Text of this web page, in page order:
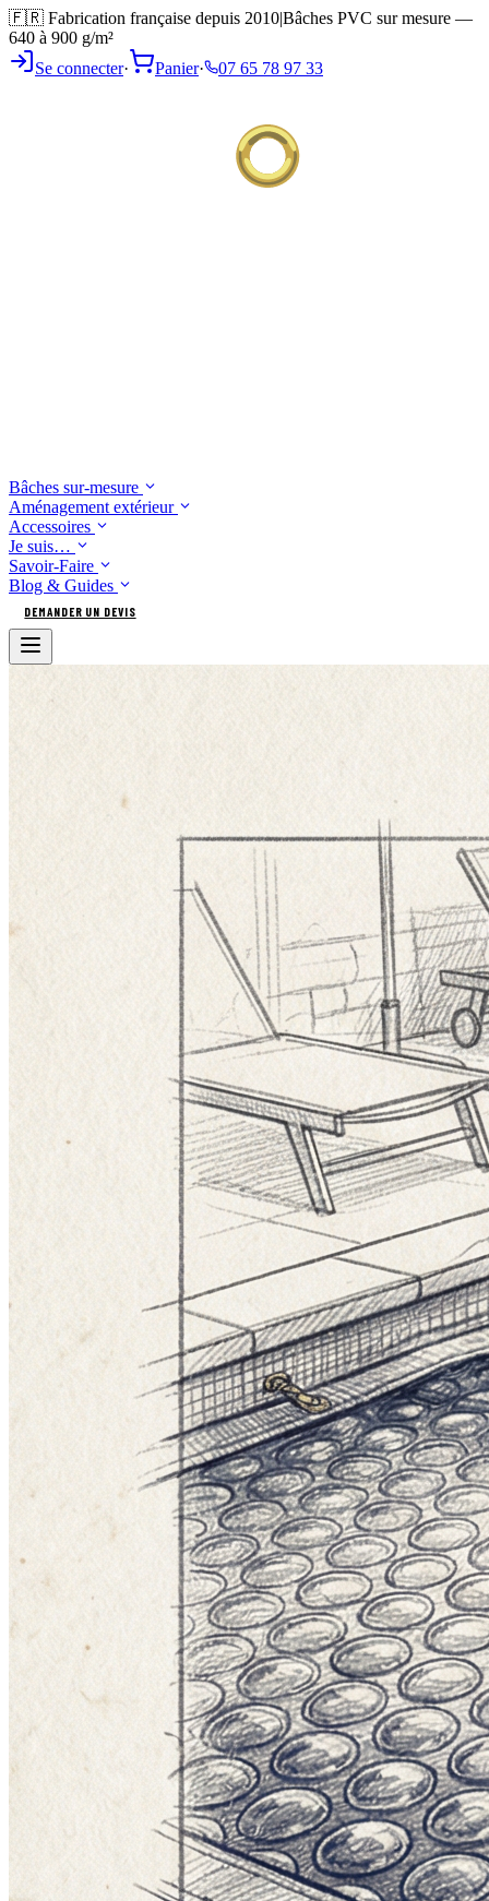
🇫🇷 Fabrication française depuis 2010|Bâches PVC sur mesure —
640 à 900 g/m²
Se connecter· Panier· 07 65 78 97 33
Bâches sur-mesure
Aménagement extérieur
Accessoires
Je suis…
Savoir-Faire
Blog & Guides
DEMANDER UN DEVIS